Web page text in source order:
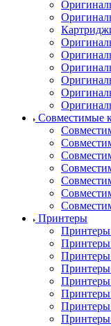
Совместимые
Принтеры
Принтеры
Принтеры